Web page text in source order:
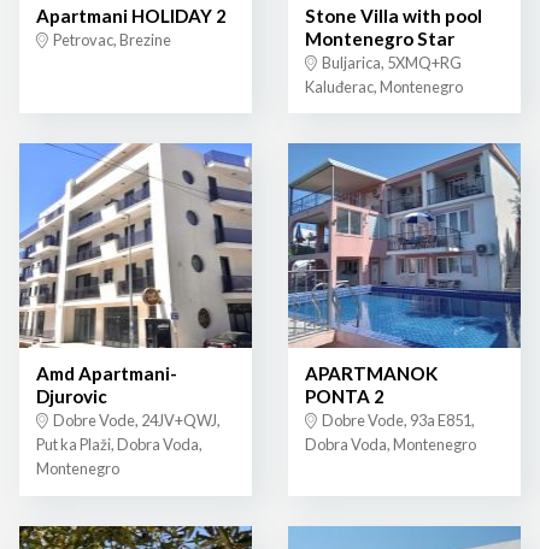
Apartmani HOLIDAY 2
Petrovac, Brezine
Stone Villa with pool
Montenegro Star
Buljarica, 5XMQ+RG
Kaluđerac, Montenegro
Amd Apartmani-
Djurovic
Dobre Vode, 24JV+QWJ,
Put ka Plaži, Dobra Voda,
Montenegro
APARTMANOK
PONTA 2
Dobre Vode, 93a E851,
Dobra Voda, Montenegro